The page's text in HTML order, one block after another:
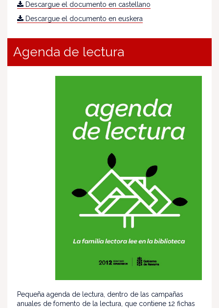
Descargue el documento en castellano
Descargue el documento en euskera
Agenda de lectura
Pequeña agenda de lectura, dentro de las campañas
anuales de fomento de la lectura, que contiene 12 fichas